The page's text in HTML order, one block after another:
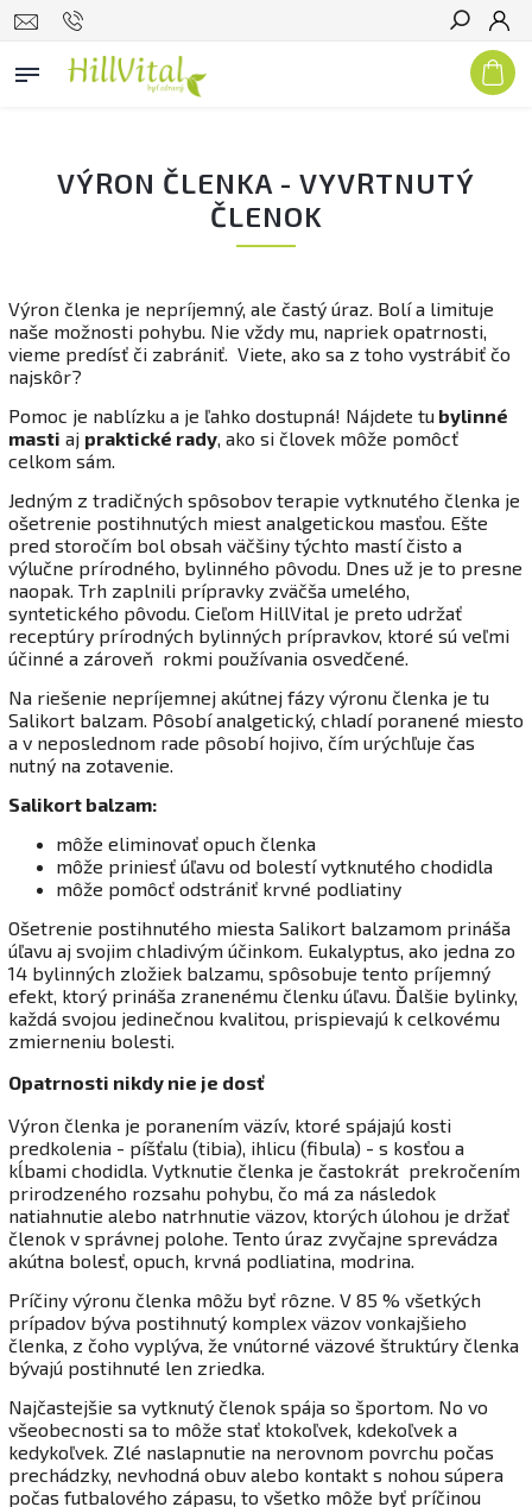
Hľadať
VÝRON ČLENKA - VYVRTNUTÝ
ČLENOK
Výron členka je nepríjemný, ale častý úraz. Bolí a limituje
naše možnosti pohybu. Nie vždy mu, napriek opatrnosti,
vieme predísť či zabrániť. Viete, ako sa z toho vystrábiť čo
najskôr?
Pomoc je nablízku a je ľahko dostupná! Nájdete tu bylinné
masti aj praktické rady, ako si človek môže pomôcť
celkom sám.
Jedným z tradičných spôsobov terapie vytknutého členka je
ošetrenie postihnutých miest analgetickou masťou. Ešte
pred storočím bol obsah väčšiny týchto mastí čisto a
výlučne prírodného, bylinného pôvodu. Dnes už je to presne
naopak. Trh zaplnili prípravky zväčša umelého,
syntetického pôvodu. Cieľom HillVital je preto udržať
receptúry prírodných bylinných prípravkov, ktoré sú veľmi
účinné a zároveň rokmi používania osvedčené.
Na riešenie nepríjemnej akútnej fázy výronu členka je tu
Salikort balzam. Pôsobí analgetický, chladí poranené miesto
a v neposlednom rade pôsobí hojivo, čím urýchľuje čas
nutný na zotavenie.
Salikort balzam:
môže eliminovať opuch členka
môže priniesť úľavu od bolestí vytknutého chodidla
môže pomôcť odstrániť krvné podliatiny
Ošetrenie postihnutého miesta Salikort balzamom prináša
úľavu aj svojim chladivým účinkom. Eukalyptus, ako jedna zo
14 bylinných zložiek balzamu, spôsobuje tento príjemný
efekt, ktorý prináša zranenému členku úľavu. Ďalšie bylinky,
každá svojou jedinečnou kvalitou, prispievajú k celkovému
zmierneniu bolesti.
Opatrnosti nikdy nie je dosť
Výron členka je poranením väzív, ktoré spájajú kosti
predkolenia - píšťalu (tibia), ihlicu (fibula) - s kosťou a
kĺbami chodidla. Vytknutie členka je častokrát prekročením
prirodzeného rozsahu pohybu, čo má za následok
natiahnutie alebo natrhnutie väzov, ktorých úlohou je držať
členok v správnej polohe. Tento úraz zvyčajne sprevádza
akútna bolesť, opuch, krvná podliatina, modrina.
Príčiny výronu členka môžu byť rôzne. V 85 % všetkých
prípadov býva postihnutý komplex väzov vonkajšieho
členka, z čoho vyplýva, že vnútorné väzové štruktúry členka
bývajú postihnuté len zriedka.
Najčastejšie sa vytknutý členok spája so športom. No vo
všeobecnosti sa to môže stať ktokoľvek, kdekoľvek a
kedykoľvek. Zlé naslapnutie na nerovnom povrchu počas
prechádzky, nevhodná obuv alebo kontakt s nohou súpera
počas futbalového zápasu, to všetko môže byť príčinou